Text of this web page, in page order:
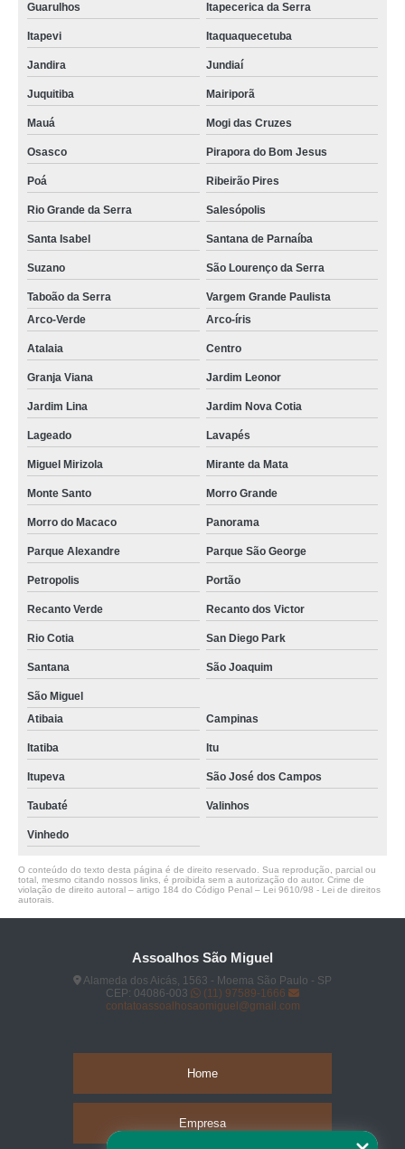
Guarulhos Itapecerica da Serra
Itapevi Itaquaquecetuba
Jandira Jundiaí
Juquitiba Mairiporã
Mauá Mogi das Cruzes
Osasco Pirapora do Bom Jesus
Poá Ribeirão Pires
Rio Grande da Serra Salesópolis
Santa Isabel Santana de Parnaíba
Suzano São Lourenço da Serra
Taboão da Serra
Vargem Grande Paulista
Arco-Verde
Arco-íris
Atalaia Centro
Granja Viana Jardim Leonor
Jardim Lina Jardim Nova Cotia
Lageado Lavapés
Miguel Mirizola Mirante da Mata
Monte Santo Morro Grande
Morro do Macaco Panorama
Parque Alexandre Parque São George
Petropolis Portão
Recanto Verde Recanto dos Victor
Rio Cotia San Diego Park
Santana São Joaquim
São Miguel
Atibaia
Campinas
Itatiba Itu
Itupeva São José dos Campos
Taubaté Valinhos
Vinhedo
O conteúdo do texto desta página é de direito reservado. Sua reprodução, parcial ou
total, mesmo citando nossos links, é proibida sem a autorização do autor. Crime de
violação de direito autoral – artigo 184 do Código Penal – Lei 9610/98 - Lei de direitos
autorais
Assoalhos São Miguel
Alameda dos Aicás, 1563 - Moema São Paulo - SP
CEP: 04086-003
(11) 97589-1666
contatoassoalhosaomiguel@gmail.com
Home
Empresa